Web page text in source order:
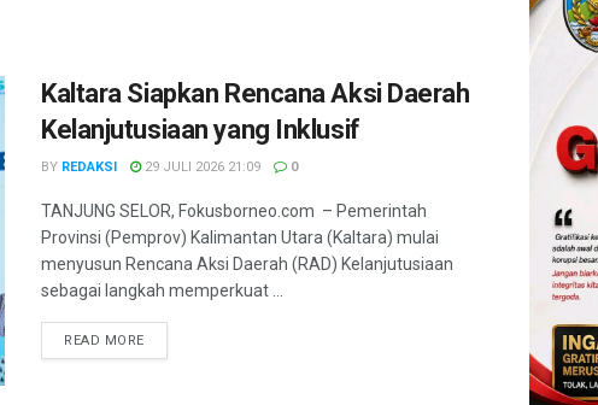
Kaltara Siapkan Rencana Aksi Daerah
Kelanjutusiaan yang Inklusif
BY REDAKSI 29 JULI 2026 21:09 0
TANJUNG SELOR, Fokusborneo.com – Pemerintah
Provinsi (Pemprov) Kalimantan Utara (Kaltara) mulai
menyusun Rencana Aksi Daerah (RAD) Kelanjutusiaan
sebagai langkah memperkuat ...
READ MOREDETAILS